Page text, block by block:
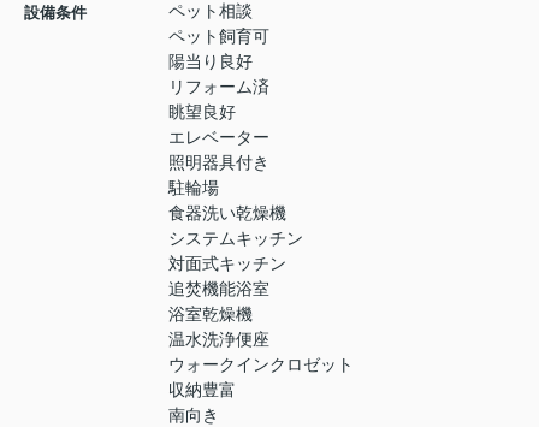
設備条件
ペット相談
ペット飼育可
陽当り良好
リフォーム済
眺望良好
エレベーター
照明器具付き
駐輪場
食器洗い乾燥機
システムキッチン
対面式キッチン
追焚機能浴室
浴室乾燥機
温水洗浄便座
ウォークインクロゼット
収納豊富
南向き